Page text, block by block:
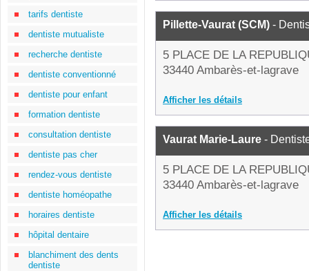
tarifs dentiste
dentiste mutualiste
recherche dentiste
dentiste conventionné
dentiste pour enfant
formation dentiste
consultation dentiste
dentiste pas cher
rendez-vous dentiste
dentiste homéopathe
horaires dentiste
hôpital dentaire
blanchiment des dents
dentiste
Pillette-Vaurat (SCM) -
5 PLACE DE LA
33440 Ambarès-et-lagrave
Afficher les détails
Vaurat Marie-Laure -
5 PLACE DE LA
33440 Ambarès-et-lagrave
Afficher les détails